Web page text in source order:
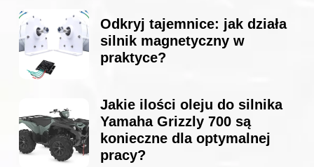
Odkryj tajemnice: jak działa
silnik magnetyczny w
praktyce?
Jakie ilości oleju do silnika
Yamaha Grizzly 700 są
konieczne dla optymalnej
pracy?